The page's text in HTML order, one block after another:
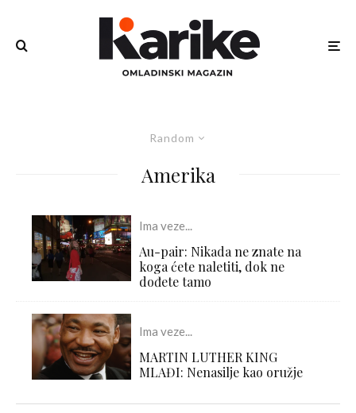
Random
Amerika
Ima veze...
Au-pair: Nikada ne znate na
koga ćete naletiti, dok ne
dođete tamo
Ima veze...
MARTIN LUTHER KING
MLAĐI: Nenasilje kao oružje